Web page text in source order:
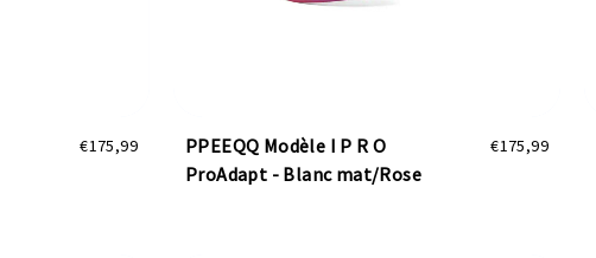
€175,99
PPEEQQ Modèle I P R O
ProAdapt - Blanc mat/Rose
€175,99